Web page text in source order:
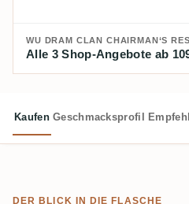
Alle 3 Shop-Angebote ab
Kaufen Geschmacksprofil
DER BLICK IN DIE FLASCHE